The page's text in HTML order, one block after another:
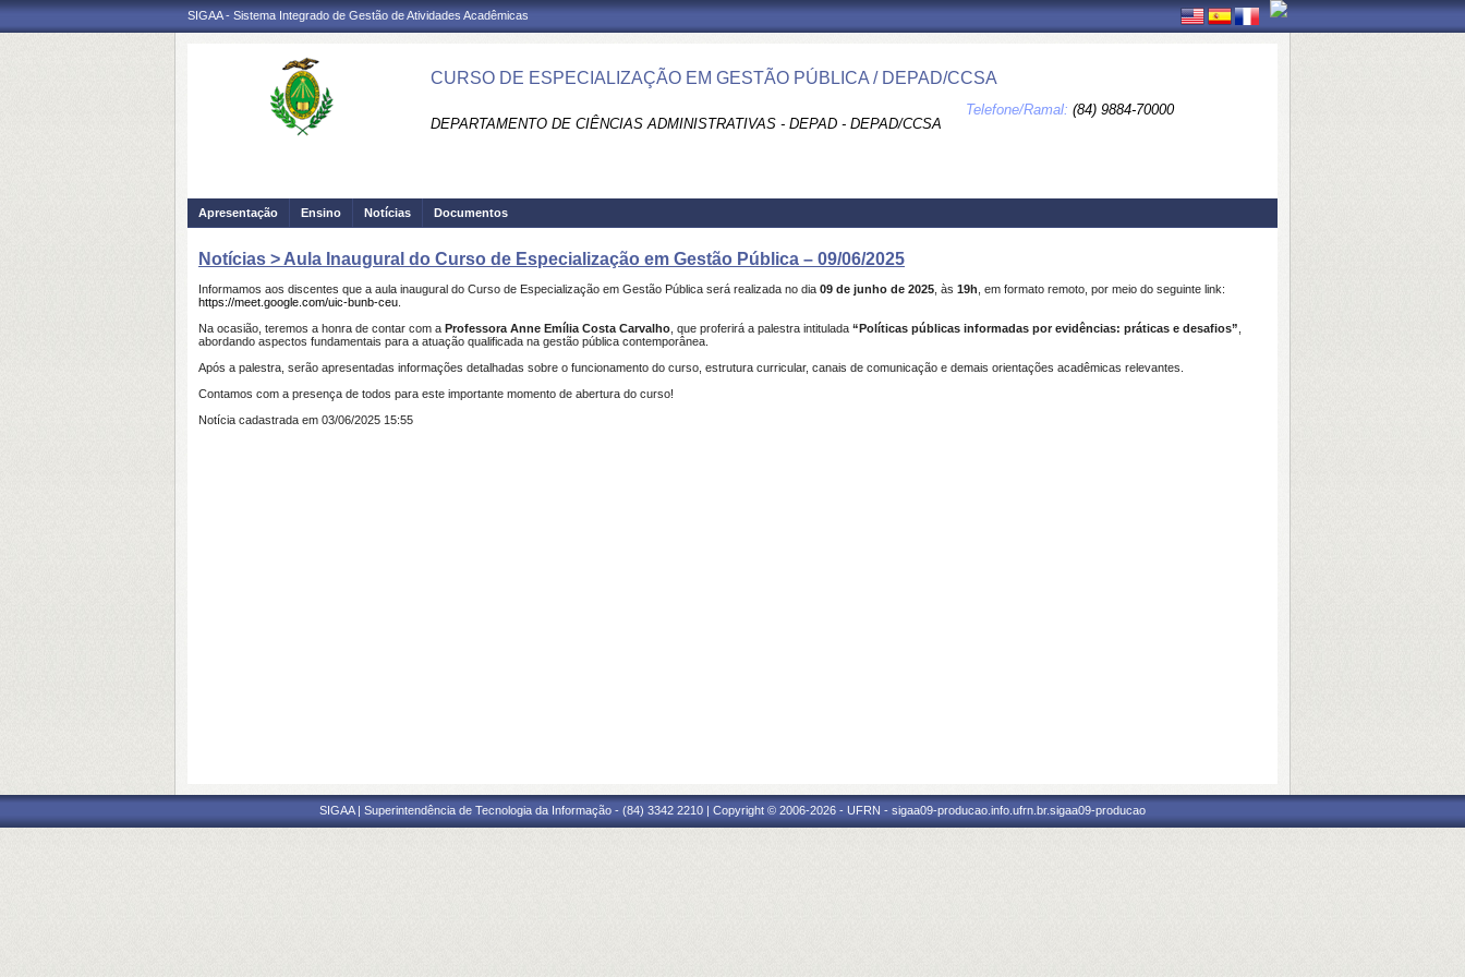
SIGAA - Sistema Integrado de Gestão de Atividades Acadêmicas
CURSO DE ESPECIALIZAÇÃO EM GESTÃO PÚBLICA / DEPAD/CCSA
DEPARTAMENTO DE CIÊNCIAS ADMINISTRATIVAS - DEPAD - DEPAD/CCSA
Telefone/Ramal: (84) 9884-70000
Apresentação Ensino Notícias Documentos
Notícias > Aula Inaugural do Curso de Especialização em Gestão Pública – 09/06/2025
Informamos aos discentes que a aula inaugural do Curso de Especialização em Gestão Pública será realizada no dia 09 de junho de 2025 , às 19h , em formato remoto, por meio do seguinte link:
https://meet.google.com/uic-bunb-ceu
Na ocasião, teremos a honra de contar com a Professora Anne Emília Costa Carvalho , que proferirá a palestra intitulada “Políticas públicas informadas por evidências: práticas e desafios”
abordando aspectos fundamentais para a atuação qualificada na gestão pública contemporânea.
Após a palestra, serão apresentadas informações detalhadas sobre o funcionamento do curso, estrutura curricular, canais de comunicação e demais orientações acadêmicas relevantes.
Contamos com a presença de todos para este importante momento de abertura do curso!
Notícia cadastrada em 03/06/2025 15:55
SIGAA | Superintendência de Tecnologia da Informação - (84) 3342 2210 | Copyright © 2006-2026 - UFRN - sigaa09-producao.info.ufrn.br.sigaa09-producao